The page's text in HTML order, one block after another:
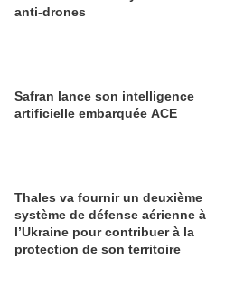
anti-drones
Safran lance son intelligence
artificielle embarquée ACE
Thales va fournir un deuxième
système de défense aérienne à
l’Ukraine pour contribuer à la
protection de son territoire